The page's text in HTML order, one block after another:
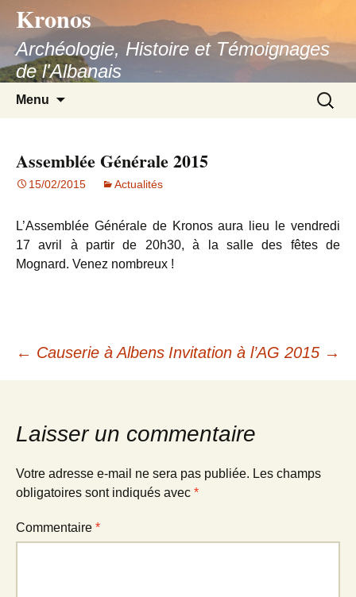
contenu
Kronos
Archéologie, Histoire et Témoignages
de l'Albanais
Menu
Assemblée Générale 2015
15/02/2015 Actualités
L’Assemblée Générale de Kronos aura lieu le vendredi
17 avril à partir de 20h30, à la salle des fêtes de
Mognard. Venez nombreux !
Navigation
des
articles
← Causerie à Albens Invitation à l’AG 2015 →
Laisser un commentaire
Votre adresse e-mail ne sera pas publiée. Les champs
obligatoires sont indiqués avec *
Commentaire *